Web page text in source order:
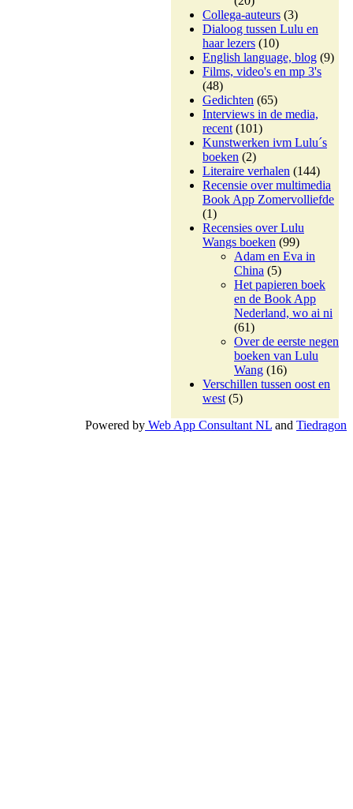
Collega-auteurs (3)
Dialoog tussen Lulu en
haar lezers (10)
English language, blog (9)
Films, video's en mp 3's
(48)
Gedichten (65)
Interviews in de media,
recent (101)
Kunstwerken ivm Lulu´s
boeken (2)
Literaire verhalen (144)
Recensie over multimedia
Book App Zomervolliefde
(1)
Recensies over Lulu
Wangs boeken (99)
Adam en Eva in
China (5)
Het papieren boek
en de Book App
Nederland, wo ai ni
(61)
Over de eerste negen
boeken van Lulu
Wang (16)
Verschillen tussen oost en
west (5)
Powered by Web App Consultant NL and Tiedragon